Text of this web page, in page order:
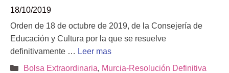
18/10/2019
Orden de 18 de octubre de 2019, de la Consejería de
Educación y Cultura por la que se resuelve
definitivamente … Leer mas
Categorías
Bolsa Extraordinaria, Murcia-Resolución Definitiva